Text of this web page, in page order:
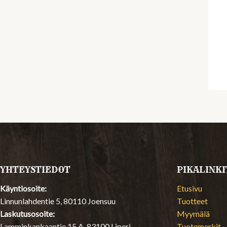
YHTEYSTIEDOT
Käyntiosoite:
Linnunlahdentie 5, 80110 Joensuu
Laskutusosoite:
Etusivu
Tuotteet
Myymälä